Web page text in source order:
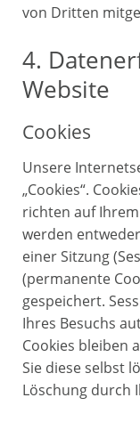
von Dritten
4.
Website
Cookies
Unsere
„Cookies“.
richten auf
werden
einer Sitzung
(permanente
gespeichert.
Ihres Besuchs
Cookies bleiben
Sie diese selbst
Löschung durch